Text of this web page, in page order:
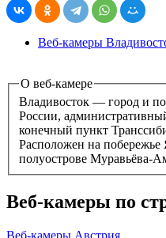
Веб-камеры
О веб-камере
Владивосток — город и
России,
конечный пункт
Расположен на побережье
полуострове Муравьёва-
Веб-камеры по